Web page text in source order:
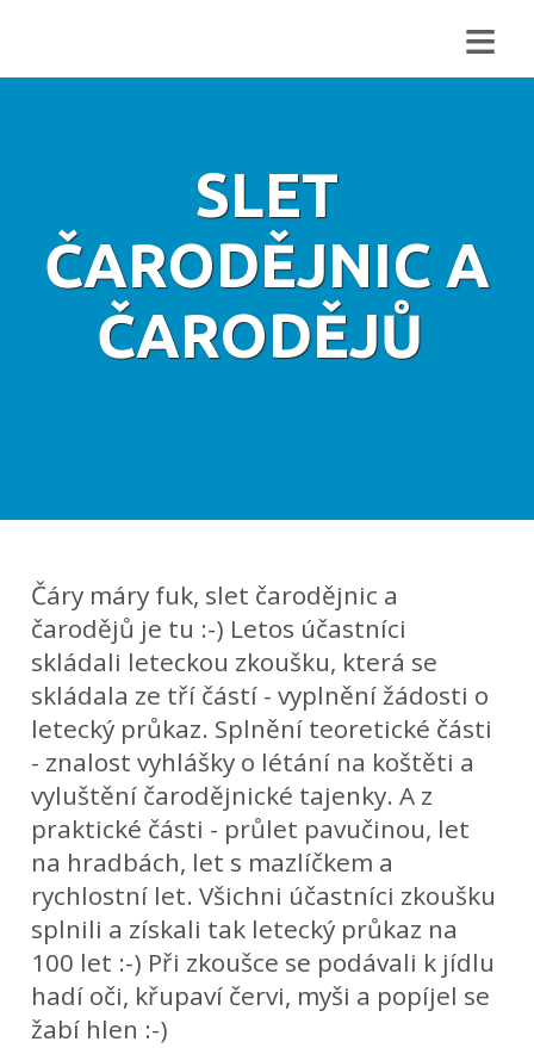
≡
SLET
ČARODĚJNIC A
ČARODĚJŮ
Čáry máry fuk, slet čarodějnic a
čarodějů je tu :-) Letos účastníci
skládali leteckou zkoušku, která se
skládala ze tří částí - vyplnění žádosti o
letecký průkaz. Splnění teoretické části
- znalost vyhlášky o létání na koštěti a
vyluštění čarodějnické tajenky. A z
praktické části - průlet pavučinou, let
na hradbách, let s mazlíčkem a
rychlostní let. Všichni účastníci zkoušku
splnili a získali tak letecký průkaz na
100 let :-) Při zkoušce se podávali k jídlu
hadí oči, křupaví červi, myši a popíjel se
žabí hlen :-)